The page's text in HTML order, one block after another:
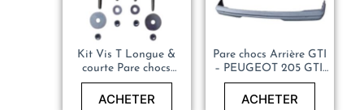
Kit Vis T Longue &
courte Pare chocs
Avant Arrière –
PEUGEOT 205 –
ACHETER
Pare chocs Arrière GTI
– PEUGEOT 205 GTI,
CTI, RALLYE, XS,
DTURBO – 741099
ACHETER